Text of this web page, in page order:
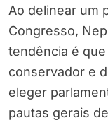
Ao delinear um
Congresso,
tendência é
conservador e
eleger
pautas gerais